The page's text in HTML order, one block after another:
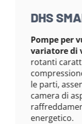
DHS
Pompe per
variatore di
rotanti
le parti,
camera di
energetico.